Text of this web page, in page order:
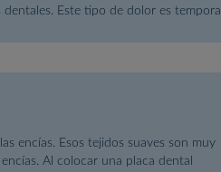
Este tipo de dolor es temporal.
encías. Esos tejidos suaves son muy
Al colocar una placa dental